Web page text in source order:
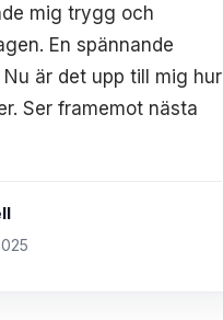
mig trygg och
En spännande
Nu är det upp till mig hur
Ser framemot nästa